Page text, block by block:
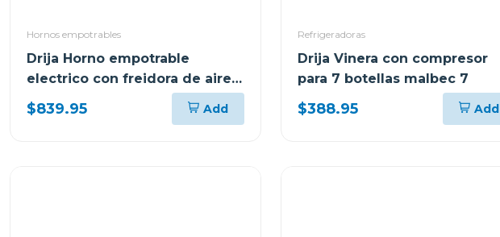
Hornos empotrables
Drija Horno empotrable
electrico con freidora de aire
de 105l america90
$839.95 Add
Refrigeradoras
Drija Vinera con compresor
para 7 botellas malbec 7
$388.95 Add